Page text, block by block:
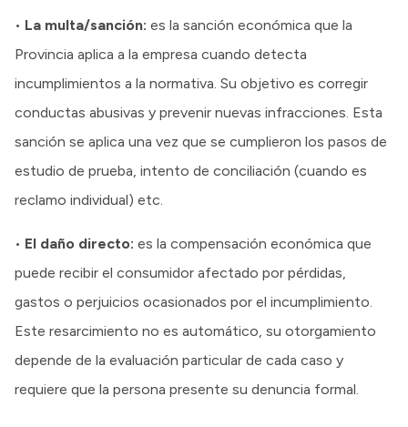
• La multa/sanción: es la sanción económica que la
Provincia aplica a la empresa cuando detecta
incumplimientos a la normativa. Su objetivo es corregir
conductas abusivas y prevenir nuevas infracciones. Esta
sanción se aplica una vez que se cumplieron los pasos de
estudio de prueba, intento de conciliación (cuando es
reclamo individual) etc.
• El daño directo: es la compensación económica que
puede recibir el consumidor afectado por pérdidas,
gastos o perjuicios ocasionados por el incumplimiento.
Este resarcimiento no es automático, su otorgamiento
depende de la evaluación particular de cada caso y
requiere que la persona presente su denuncia formal.